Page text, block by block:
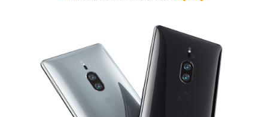
IT Times
生成式AI與雲端應用
Enterprise Digital Transformation